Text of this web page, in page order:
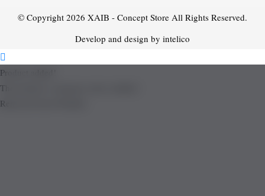
© Copyright 2026 XAIB - Concept Store All Rights Reserved.
Develop and design by intelico
Product added!
The product is already in the wishlist!
Removed from Wishlist